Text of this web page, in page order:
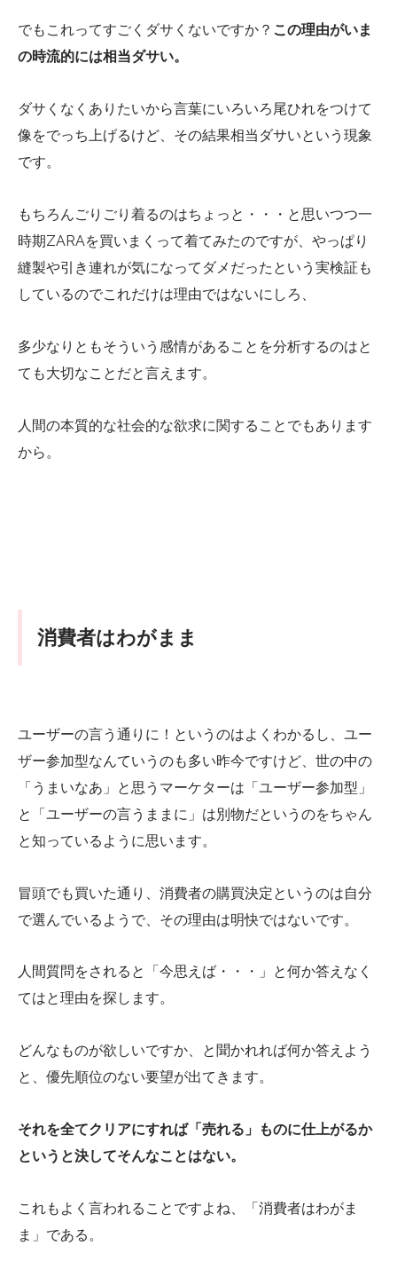
でもこれってすごくダサくないですか？ この理由がいま
の時流的には相当ダサい。
ダサくなくありたいから言葉にいろいろ尾ひれをつけて
像をでっち上げるけど、その結果相当ダサいという現象
です。
もちろんごりごり着るのはちょっと・・・と思いつつ一
時期ZARAを買いまくって着てみたのですが、やっぱり
縫製や引き連れが気になってダメだったという実検証も
しているのでこれだけは理由ではないにしろ、
多少なりともそういう感情があることを分析するのはと
ても大切なことだと言えます。
人間の本質的な社会的な欲求に関することでもあります
から。
消費者はわがまま
ユーザーの言う通りに！というのはよくわかるし、ユー
ザー参加型なんていうのも多い昨今ですけど、世の中の
「うまいなあ」と思うマーケターは「ユーザー参加型」
と「ユーザーの言うままに」は別物だというのをちゃん
と知っているように思います。
冒頭でも買いた通り、消費者の購買決定というのは自分
で選んでいるようで、その理由は明快ではないです。
人間質問をされると「今思えば・・・」と何か答えなく
てはと理由を探します。
どんなものが欲しいですか、と聞かれれば何か答えよう
と、優先順位のない要望が出てきます。
それを全てクリアにすれば「売れる」ものに仕上がるか
というと決してそんなことはない。
これもよく言われることですよね、「消費者はわがま
ま」である。